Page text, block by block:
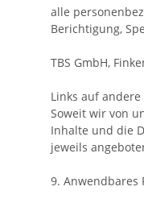
alle
Berichtigung,
TBS GmbH,
Links auf
Soweit wir von
Inhalte und die
jeweils
9. Anwendbares